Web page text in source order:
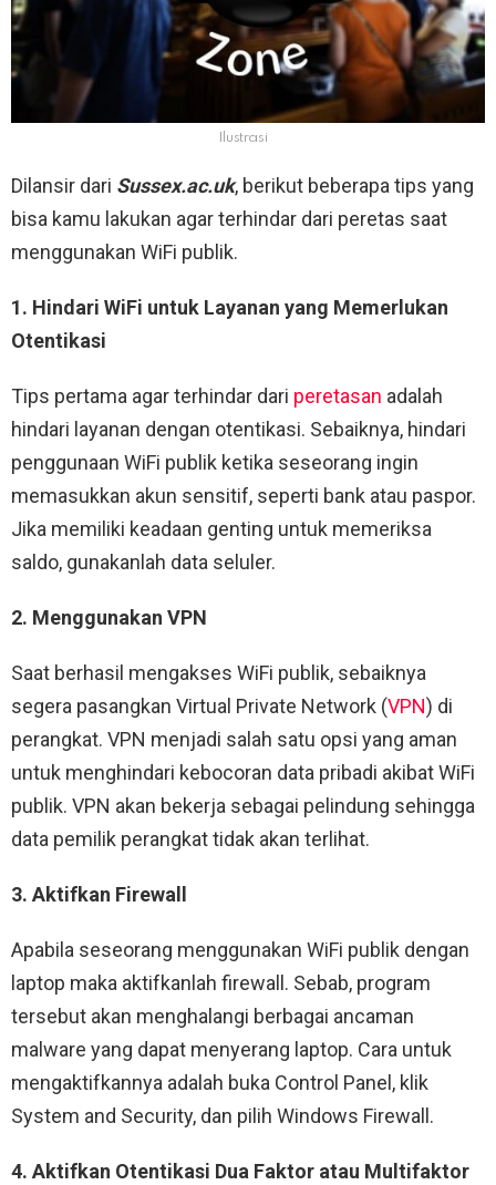
Ilustrasi
Dilansir dari Sussex.ac.uk, berikut beberapa tips yang
bisa kamu lakukan agar terhindar dari peretas saat
menggunakan WiFi publik.
1. Hindari WiFi untuk Layanan yang Memerlukan
Otentikasi
Tips pertama agar terhindar dari peretasan adalah
hindari layanan dengan otentikasi. Sebaiknya, hindari
penggunaan WiFi publik ketika seseorang ingin
memasukkan akun sensitif, seperti bank atau paspor.
Jika memiliki keadaan genting untuk memeriksa
saldo, gunakanlah data seluler.
2. Menggunakan VPN
Saat berhasil mengakses WiFi publik, sebaiknya
segera pasangkan Virtual Private Network (VPN) di
perangkat. VPN menjadi salah satu opsi yang aman
untuk menghindari kebocoran data pribadi akibat WiFi
publik. VPN akan bekerja sebagai pelindung sehingga
data pemilik perangkat tidak akan terlihat.
3. Aktifkan Firewall
Apabila seseorang menggunakan WiFi publik dengan
laptop maka aktifkanlah firewall. Sebab, program
tersebut akan menghalangi berbagai ancaman
malware yang dapat menyerang laptop. Cara untuk
mengaktifkannya adalah buka Control Panel, klik
System and Security, dan pilih Windows Firewall.
4. Aktifkan Otentikasi Dua Faktor atau Multifaktor